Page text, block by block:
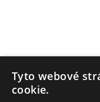
Tyto webové
cookie.